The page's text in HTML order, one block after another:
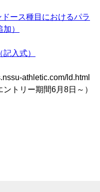
ース種目におけるパラ
）
入式）
athletic.com/ld.html
トリー期間6月8日～）